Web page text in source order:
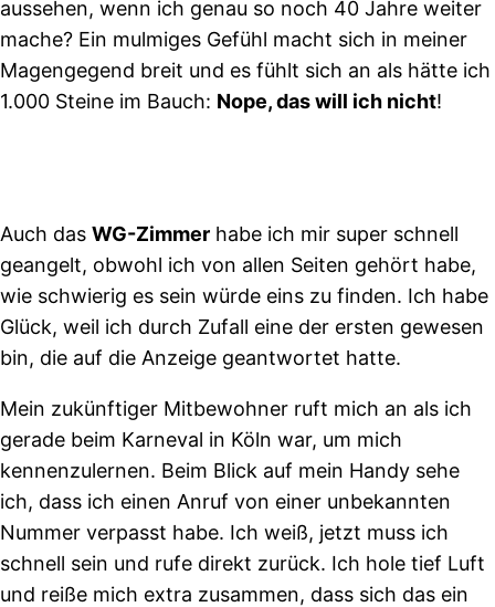
aussehen, wenn ich genau so noch 40 Jahre weiter
mache? Ein mulmiges Gefühl macht sich in meiner
Magengegend breit und es fühlt sich an als hätte ich
1.000 Steine im Bauch: Nope, das will ich nicht!
Auch das WG-Zimmer habe ich mir super schnell
geangelt, obwohl ich von allen Seiten gehört habe,
wie schwierig es sein würde eins zu finden. Ich habe
Glück, weil ich durch Zufall eine der ersten gewesen
bin, die auf die Anzeige geantwortet hatte.
Mein zukünftiger Mitbewohner ruft mich an als ich
gerade beim Karneval in Köln war, um mich
kennenzulernen. Beim Blick auf mein Handy sehe
ich, dass ich einen Anruf von einer unbekannten
Nummer verpasst habe. Ich weiß, jetzt muss ich
schnell sein und rufe direkt zurück. Ich hole tief Luft
und reiße mich extra zusammen, dass sich das ein